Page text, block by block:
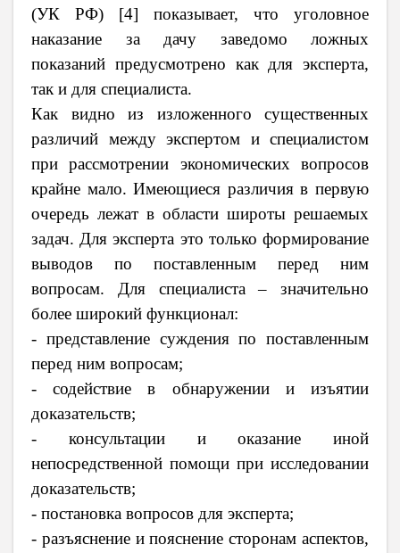
(УК РФ) [4] показывает, что уголовное
наказание за дачу заведомо ложных
показаний предусмотрено как для эксперта,
так и для специалиста.
Как видно из изложенного существенных
различий между экспертом и специалистом
при рассмотрении экономических вопросов
крайне мало. Имеющиеся различия в первую
очередь лежат в области широты решаемых
задач. Для эксперта это только формирование
выводов по поставленным перед ним
вопросам. Для специалиста – значительно
более широкий функционал:
- представление суждения по поставленным
перед ним вопросам;
- содействие в обнаружении и изъятии
доказательств;
- консультации и оказание иной
непосредственной помощи при исследовании
доказательств;
- постановка вопросов для эксперта;
- разъяснение и пояснение сторонам аспектов,